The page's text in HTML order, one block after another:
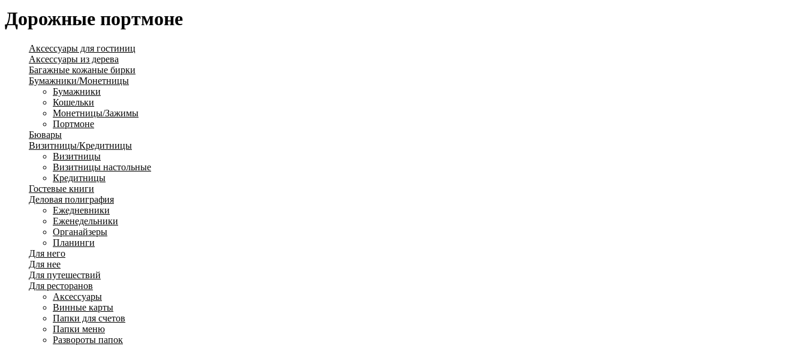
Дорожные портмоне
Аксессуары для гостиниц
Аксессуары из дерева
Багажные кожаные бирки
Бумажники/Монетницы
Бумажники
Кошельки
Монетницы/Зажимы
Портмоне
Бювары
Визитницы/Кредитницы
Визитницы
Визитницы настольные
Кредитницы
Гостевые книги
Деловая полиграфия
Ежедневники
Еженедельники
Органайзеры
Планинги
Для него
Для нее
Для путешествий
Для ресторанов
Аксессуары
Винные карты
Папки для счетов
Папки меню
Развороты папок